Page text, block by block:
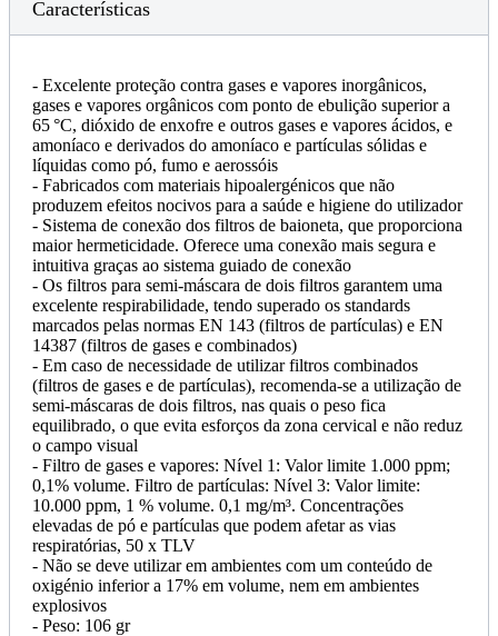
Características
- Excelente proteção contra gases e vapores inorgânicos,
gases e vapores orgânicos com ponto de ebulição superior a
65 °C, dióxido de enxofre e outros gases e vapores ácidos, e
amoníaco e derivados do amoníaco e partículas sólidas e
líquidas como pó, fumo e aerossóis
- Fabricados com materiais hipoalergénicos que não
produzem efeitos nocivos para a saúde e higiene do utilizador
- Sistema de conexão dos filtros de baioneta, que proporciona
maior hermeticidade. Oferece uma conexão mais segura e
intuitiva graças ao sistema guiado de conexão
- Os filtros para semi-máscara de dois filtros garantem uma
excelente respirabilidade, tendo superado os standards
marcados pelas normas EN 143 (filtros de partículas) e EN
14387 (filtros de gases e combinados)
- Em caso de necessidade de utilizar filtros combinados
(filtros de gases e de partículas), recomenda-se a utilização de
semi-máscaras de dois filtros, nas quais o peso fica
equilibrado, o que evita esforços da zona cervical e não reduz
o campo visual
- Filtro de gases e vapores: Nível 1: Valor limite 1.000 ppm;
0,1% volume. Filtro de partículas: Nível 3: Valor limite:
10.000 ppm, 1 % volume. 0,1 mg/m³. Concentrações
elevadas de pó e partículas que podem afetar as vias
respiratórias, 50 x TLV
- Não se deve utilizar em ambientes com um conteúdo de
oxigénio inferior a 17% em volume, nem em ambientes
explosivos
- Peso: 106 gr